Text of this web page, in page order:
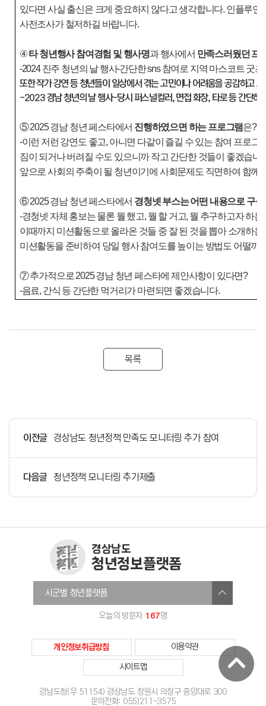
있다면 사실 출신은 크게 중요하지 않다고 생각합니다. 인플루
사전조사가 철저하길 바랍니다.
④타 청년행사 참여경험 및 행사명과 행사에서 만족스러웠던 프
-2024 진주 청년의 날 행사-간단한 sns 참여로 지역 마스코트 굿
또한 작가 강연 등 청년들이 일상에서 겪는 고민이나 어려움을 공감하고
-2023 경남 청년의 날 행사-당시 퍼스널컬러, 면접 화장, 타로 등 간단하
⑤2025경남 청년 페스타에서 진행하였으면 하는 프로그램은?
-이런 저런 강연도 좋고, 아니면 다같이 즐길 수 있는 참여 프로
짐이 되거나 버려질 수도 있으니까 작고 간단한 것들이 좋겠습
앞으로 사회의 주축이 될 청년이기에 사회문제도 직면하여 함께
⑥2025경남 청년 페스타에서 경청넷 부스는 어떤 내용으로 구성
-경청넷 자체 홍보는 물론 뭘 했고, 뭘 할 거고, 뭘 추구하고자 하
이때까지 미션활동으로 올라온 것들 중 잘 된 것을 뽑아 소개하
미션활동을 준비하여 당일 행사 참여도를 높이는 방법도 어떨까
⑦추가적으로 2025경남 청년 페스타에 제안사항이 있다면?
-음료, 간식 등 간단한 먹거리가 마련되면 좋겠습니다.
목록
이전글 경상남도 청년정책 만족도 모니터링 추가 참여
다음글 청년정책 모니터링 추가제출
경상남도
청년정보플랫폼
개인정보취급방침 이용약관
사이트맵
경남도청(우 51154) 경상남도 창원시 의창구 중앙대로 300
문의전화: 055)211-3575
창원청년정보플랫폼
진주시청년온라인플랫폼
김해청년다움
거제YOUTH청년정보플랫폼
양산시청년정보플랫폼
시군별 청년플랫폼
오늘의 방문자 167명